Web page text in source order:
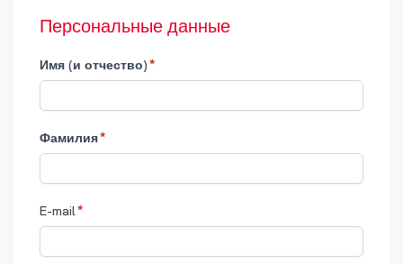
Персональные данные
Имя (и отчество)
Фамилия
E-mail